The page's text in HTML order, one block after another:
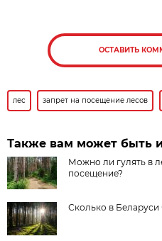
ОСТАВИТЬ
лес запрет на посещение лесов
Также вам может быть
Можно ли гулять в
посещение?
Сколько в Беларуси